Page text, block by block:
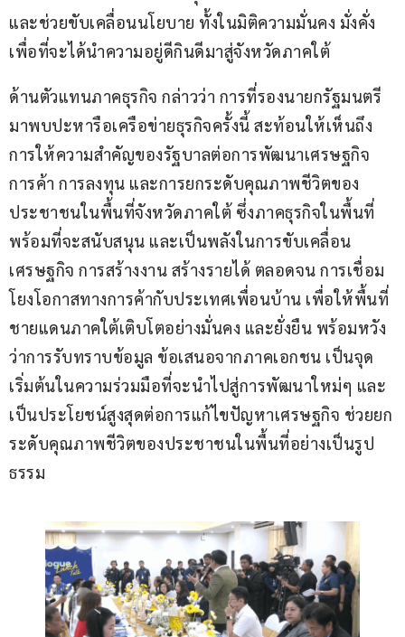
และช่วยขับเคลื่อนนโยบาย ทั้งในมิติความมั่นคง มั่งคั่ง
เพื่อที่จะได้นำความอยู่ดีกินดีมาสู่จังหวัดภาคใต้
ด้านตัวแทนภาคธุรกิจ กล่าวว่า การที่รองนายกรัฐมนตรี
มาพบปะหารือเครือข่ายธุรกิจครั้งนี้ สะท้อนให้เห็นถึง
การให้ความสำคัญของรัฐบาลต่อการพัฒนาเศรษฐกิจ
การค้า การลงทุน และการยกระดับคุณภาพชีวิตของ
ประชาชนในพื้นที่จังหวัดภาคใต้ ซึ่งภาคธุรกิจในพื้นที่
พร้อมที่จะสนับสนุน และเป็นพลังในการขับเคลื่อน
เศรษฐกิจ การสร้างงาน สร้างรายได้ ตลอดจน การเชื่อม
โยงโอกาสทางการค้ากับประเทศเพื่อนบ้าน เพื่อให้พื้นที่
ชายแดนภาคใต้เติบโตอย่างมั่นคง และยั่งยืน พร้อมหวัง
ว่าการรับทราบข้อมูล ข้อเสนอจากภาคเอกชน เป็นจุด
เริ่มต้นในความร่วมมือที่จะนำไปสู่การพัฒนาใหม่ๆ และ
เป็นประโยชน์สูงสุดต่อการแก้ไขปัญหาเศรษฐกิจ ช่วยยก
ระดับคุณภาพชีวิตของประชาชนในพื้นที่อย่างเป็นรูป
ธรรม